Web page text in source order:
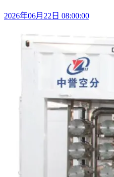
2026年06月22日 08:00:00